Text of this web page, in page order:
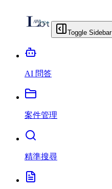
Toggle Sidebar
AI 問答
案件管理
精準搜尋